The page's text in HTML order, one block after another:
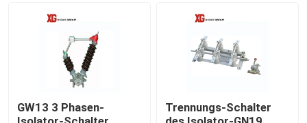
GW13 3 Phasen-
Trennungs-Schalter